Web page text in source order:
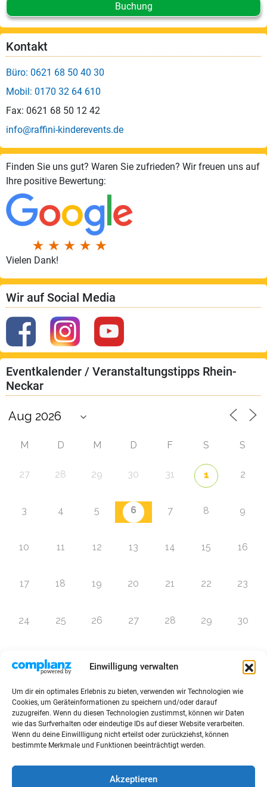
Einwilligung verwalten
Um dir ein optimales Erlebnis zu bieten, verwenden wir Technologien wie
Cookies, um Geräteinformationen zu speichern und/oder darauf
zuzugreifen. Wenn du diesen Technologien zustimmst, können wir Daten
wie das Surfverhalten oder eindeutige IDs auf dieser Website verarbeiten.
Wenn du deine Einwillligung nicht erteilst oder zurückziehst, können
bestimmte Merkmale und Funktionen beeinträchtigt werden.
Akzeptieren
Buchung
Kontakt
Büro: 0621 68 50 40 30
Mobil: 0170 32 64 610
Fax: 0621 68 50 12 42
info@raffini-kinderevents.de
Finden Sie uns gut? Waren Sie zufrieden? Wir freuen uns auf
Ihre positive Bewertung:
Vielen Dank!
Wir auf Social Media
Eventkalender / Veranstaltungstipps Rhein-
Neckar
M D M D F S S
27 28 29 30 31 1 2
3 4 5 6 7 8 9
10 11 12 13 14 15 16
17 18 19 20 21 22 23
24 25 26 27 28 29 30
Zur Eventübersicht